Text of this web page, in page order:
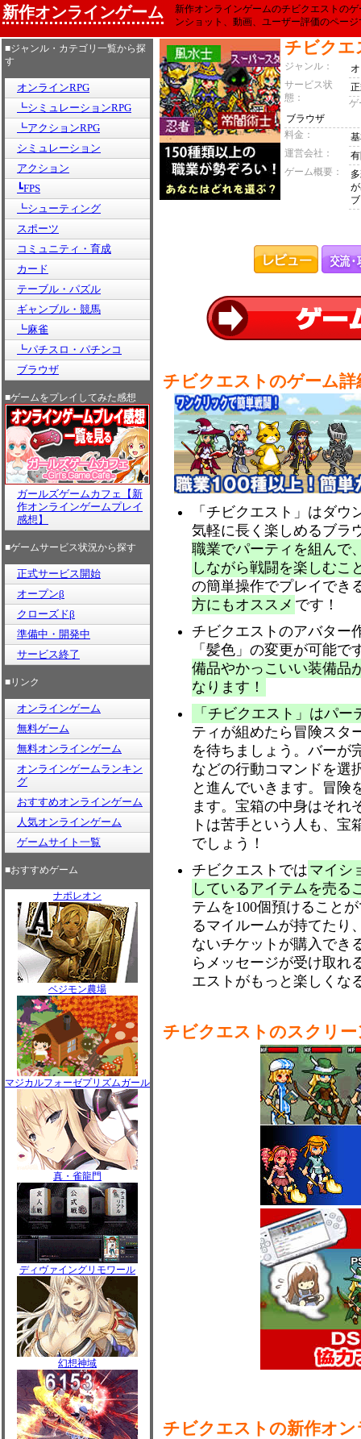
新作オンラインゲーム
新作オンラインゲームのチビクエストの
ンショット、動画、ユーザー評価のページ
■ジャンル・カテゴリ一覧から探
す
オンラインRPG
┗シミュレーションRPG
┗アクションRPG
シミュレーション
アクション
┗FPS
┗シューティング
スポーツ
コミュニティ・育成
カード
テーブル・パズル
ギャンブル・競馬
┗麻雀
┗パチスロ・パチンコ
ブラウザ
■ゲームをプレイしてみた感想
ガールズゲームカフェ【新
作オンラインゲームプレイ
感想】
■ゲームサービス状況から探す
正式サービス開始
オープンβ
クローズドβ
準備中・開発中
サービス終了
■リンク
オンラインゲーム
無料ゲーム
無料オンラインゲーム
オンラインゲームランキン
グ
おすすめオンラインゲーム
人気オンラインゲーム
ゲームサイト一覧
■おすすめゲーム
ナポレオン
ベジモン農場
マジカルフォーゼプリズムガール
真・雀龍門
ディヴァイングリモワール
幻想神域
チビクエ
ジャンル：
サービス状
態：
ゲ
ブラウザ
料金：
運営会社：
ゲーム概要：
チビクエストのゲーム詳
「チビクエスト」はダ
気軽に長く楽しめるブラ
職業でパーティを組んで
しながら戦闘を楽しむこ
の簡単操作でプレイでき
方にもオススメ です！
チビクエストのアバター
「髪色」の変更が可能
備品やかっこいい装備品
なります！
「チビクエスト」はパ
ティが組めたら冒険スタ
を待ちましょう。バーが
などの行動コマンドを選
と進んでいきます。冒険
ます。宝箱の中身はそれ
トは苦手という人も、
でしょう！
チビクエストでは マイシ
しているアイテムを売る
テムを100個預けること
るマイルームが持てたり
ないチケットが購入でき
らメッセージが受け取れ
エストがもっと楽しくな
チビクエストのスクリ
チビクエストの新作オ